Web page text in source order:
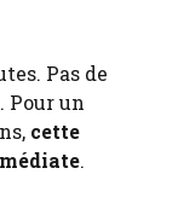
Pas de
Pour un
cette
.